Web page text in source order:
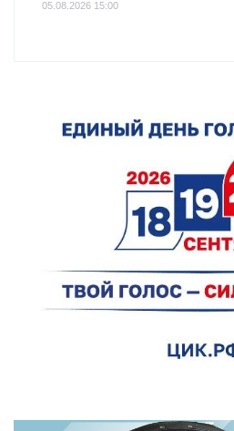
05.08.2026 15:00